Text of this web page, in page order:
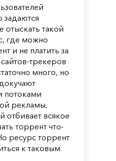
задаются
отыскать такой
где можно
и не платить за
трекеров
много, но
потоками
рекламы,
отбивает всякое
торрент что-
ресурс торрент
к таковым.